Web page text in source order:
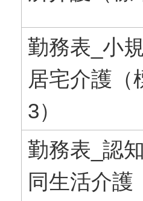
勤務表_小
居宅介護（
3）
勤務表_認
同生活介護